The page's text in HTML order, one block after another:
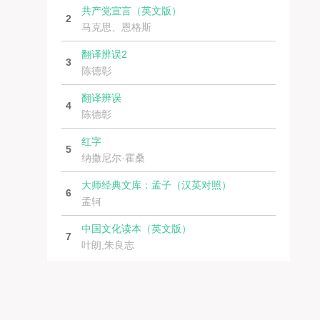
2
共产党宣言（英文版）
马克思、恩格斯
3
翻译辨误2
陈德彰
4
翻译辨误
陈德彰
5
红字
纳撒尼尔·霍桑
6
大师经典文库：孟子（汉英对照）
孟轲
7
中国文化读本（英文版）
叶朗,朱良志